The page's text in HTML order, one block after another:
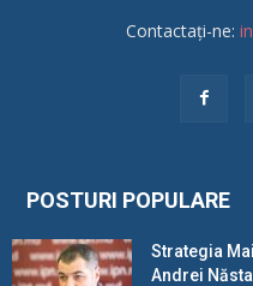
Contactați-ne:
POSTURI POPULARE
Strategia
Andrei